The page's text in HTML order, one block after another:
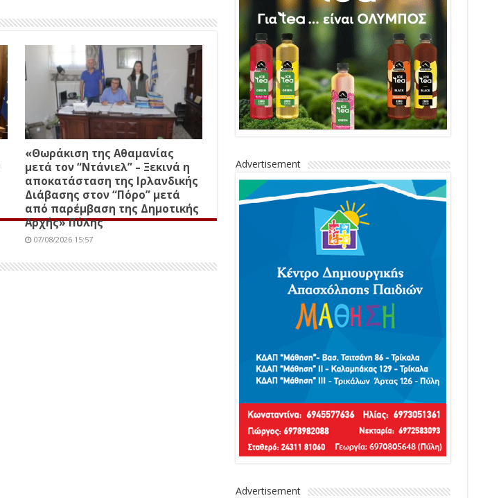
«Θωράκιση της Αθαμανίας
μετά τον “Ντάνιελ” – Ξεκινά η
αποκατάσταση της Ιρλανδικής
Διάβασης στον “Πόρο” μετά
από παρέμβαση της Δημοτικής
Αρχής» Πύλης
07/08/2026 15:57
Advertisement
Advertisement